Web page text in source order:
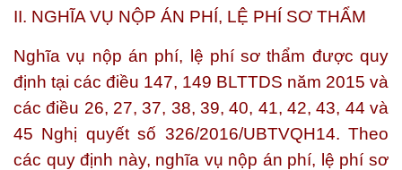
II. NGHĨA VỤ NỘP ÁN PHÍ, LỆ PHÍ SƠ THẨM
Nghĩa vụ nộp án phí, lệ phí sơ thẩm được quy
định tại các điều 147, 149 BLTTDS năm 2015 và
các điều 26, 27, 37, 38, 39, 40, 41, 42, 43, 44 và
45 Nghị quyết số 326/2016/UBTVQH14. Theo
các quy định này, nghĩa vụ nộp án phí, lệ phí sơ